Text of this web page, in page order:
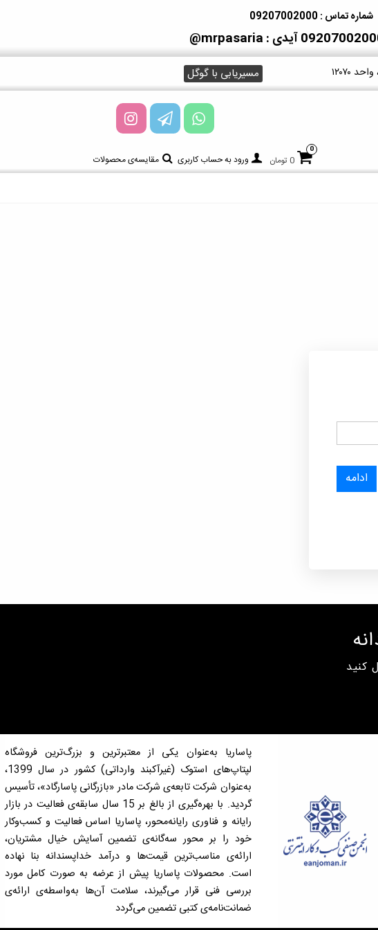
شماره تماس : 09207002000
آیدی : mrpasaria@
مسیریابی با گوگل
0
0 تومان ورود به حساب کاربری
مقایسه‌ی محصولات
ادامه
کنید
پاساریا به‌عنوان یکی از معتبرترین و بزرگ‌ترین فروشگاه
لپتاپ‌های استوک (غیرآکبند وارداتی) کشور در سال 1399،
به‌عنوان شرکت تابعه‌ی شرکت مادر «بازرگانی پاسارگاد»، تأسیس
گردید. با بهره‌گیری از بالغ بر 15 سال سابقه‌ی فعالیت در بازار
رایانه و فناوری رایانه‌محور، پاساریا اساس فعالیت و کسب‌وکار
خود را بر محور سه‌گانه‌ی تضمین آسایش خیال مشتریان،
ارائه‌ی مناسب‌ترین قیمت‌ها و درآمد خداپسندانه بنا نهاده
است. محصولات پاساریا پیش از عرضه به صورت کامل مورد
بررسی فنی قرار می‌گیرند، سلامت آن‌ها به‌واسطه‌ی ارائه‌ی
ضمانت‌نامه‌ی کتبی تضمین می‌گردد